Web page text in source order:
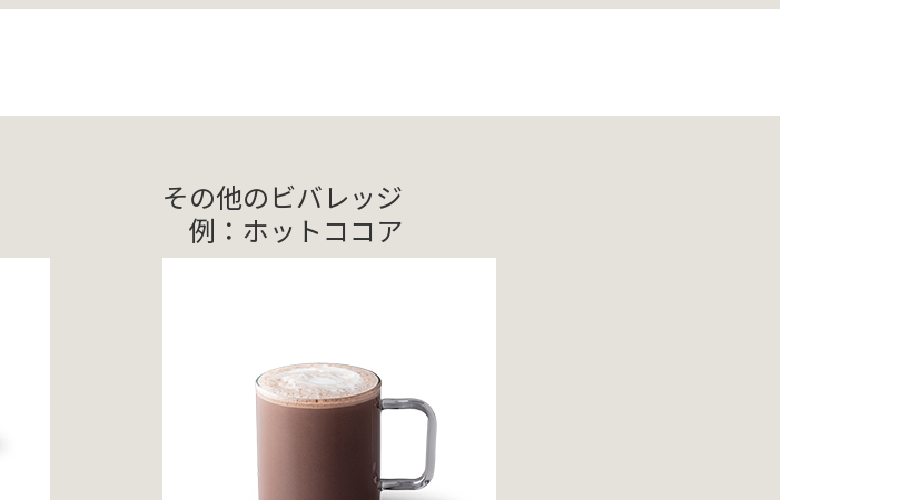
その他のビバレッジ
例：ホットココア